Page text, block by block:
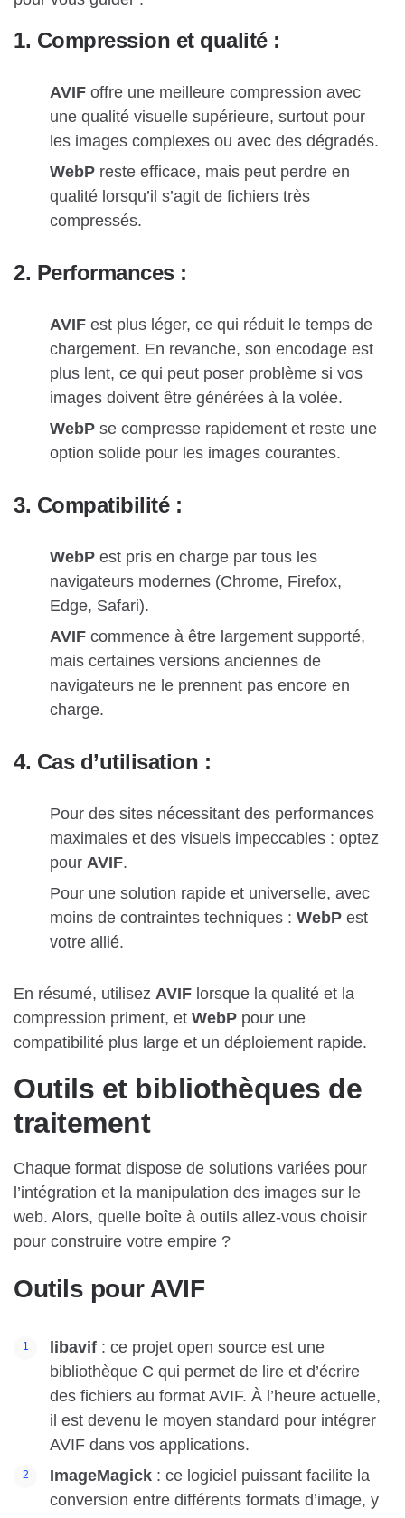
1. Compression et qualité :
AVIF offre une meilleure compression avec
une qualité visuelle supérieure, surtout pour
les images complexes ou avec des dégradés.
WebP reste efficace, mais peut perdre en
qualité lorsqu’il s’agit de fichiers très
compressés.
2. Performances :
AVIF est plus léger, ce qui réduit le temps de
chargement. En revanche, son encodage est
plus lent, ce qui peut poser problème si vos
images doivent être générées à la volée.
WebP se compresse rapidement et reste une
option solide pour les images courantes.
3. Compatibilité :
WebP est pris en charge par tous les
navigateurs modernes (Chrome, Firefox,
Edge, Safari).
AVIF commence à être largement supporté,
mais certaines versions anciennes de
navigateurs ne le prennent pas encore en
charge.
4. Cas d’utilisation :
Pour des sites nécessitant des performances
maximales et des visuels impeccables : optez
pour AVIF.
Pour une solution rapide et universelle, avec
moins de contraintes techniques : WebP est
votre allié.
En résumé, utilisez AVIF lorsque la qualité et la
compression priment, et WebP pour une
compatibilité plus large et un déploiement rapide.
Outils et bibliothèques de
traitement
Chaque format dispose de solutions variées pour
l’intégration et la manipulation des images sur le
web. Alors, quelle boîte à outils allez-vous choisir
pour construire votre empire ?
Outils pour AVIF
libavif : ce projet open source est une
bibliothèque C qui permet de lire et d’écrire
des fichiers au format AVIF. À l’heure actuelle,
il est devenu le moyen standard pour intégrer
AVIF dans vos applications.
ImageMagick : ce logiciel puissant facilite la
conversion entre différents formats d’image, y